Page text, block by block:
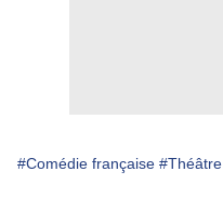
#Comédie française #Théâtre